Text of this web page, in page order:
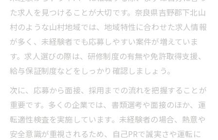
た求人を見つけることが大切です。奈良県吉野郡下北山
村のような山村地域では、地域特性に合わせた求人情報
が多く、未経験者でも応募しやすい案件が増えていま
す。求人選びの際は、研修制度の有無や免許取得支援、
給与保証制度などをしっかり確認しましょう。
次に、応募から面接、採用までの流れを把握することが
重要です。多くの企業では、書類選考や面接のほか、運
転適性検査を実施しています。未経験者の場合、熱意や
安全意識が重視されるため、自己PRで誠実さや運転に